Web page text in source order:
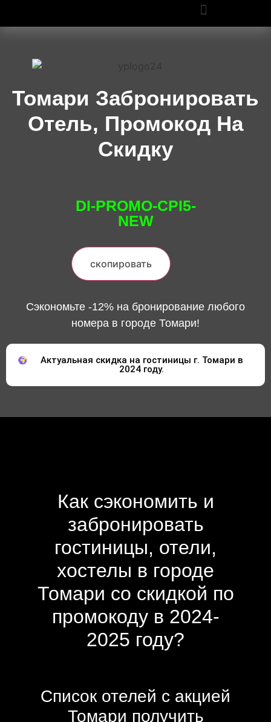
Томари Забронировать
Отель, Промокод На
Скидку
DI-PROMO-CPI5-
NEW
скопировать
Сэкономьте -12% на бронирование любого
номера в городе Томари!
Актуальная скидка на гостиницы г. Томари в
2024 году.
Как сэкономить и
забронировать
гостиницы, отели,
хостелы в городе
Томари со скидкой по
промокоду в 2024-
2025 году?
Список отелей с акцией
Томари получить